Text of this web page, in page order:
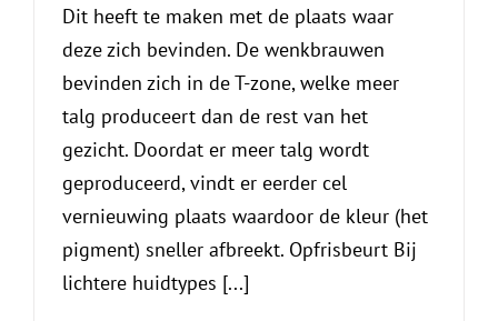
Dit heeft te maken met de plaats waar
deze zich bevinden. De wenkbrauwen
bevinden zich in de T-zone, welke meer
talg produceert dan de rest van het
gezicht. Doordat er meer talg wordt
geproduceerd, vindt er eerder cel
vernieuwing plaats waardoor de kleur (het
pigment) sneller afbreekt. Opfrisbeurt Bij
lichtere huidtypes [...]